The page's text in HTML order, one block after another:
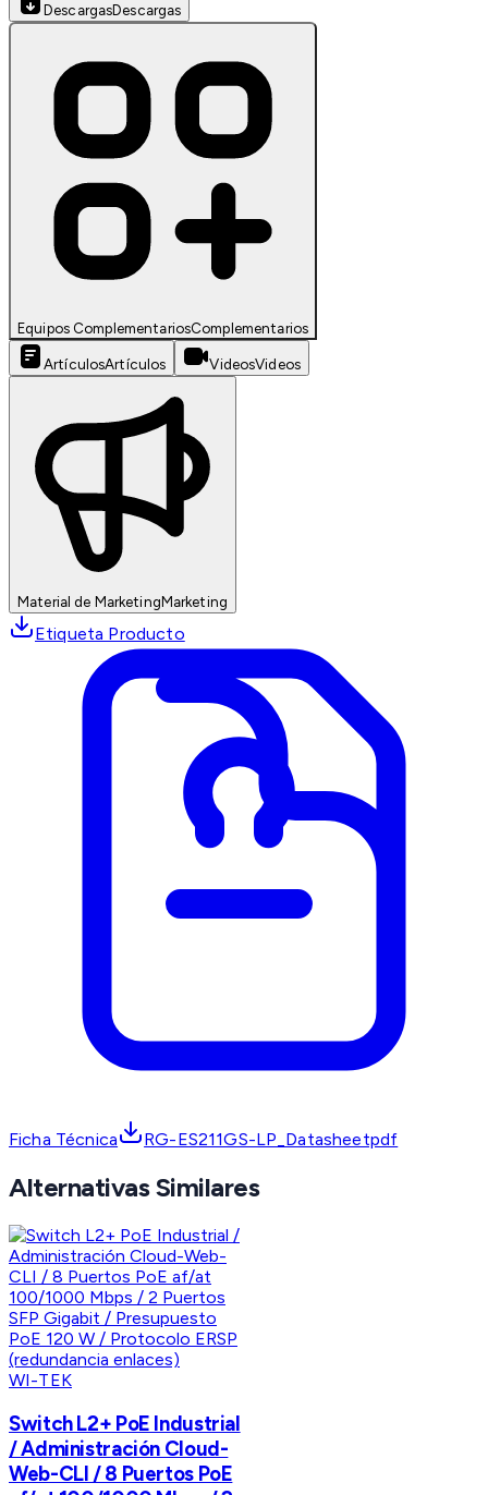
DescargasDescargas
Equipos ComplementariosComplementarios
ArtículosArtículos VideosVideos
Material de MarketingMarketing
Etiqueta Producto
Ficha Técnica RG-ES211GS-LP_Datasheetpdf
Alternativas Similares
WI-TEK
Switch L2+ PoE Industrial
/ Administración Cloud-
Web-CLI / 8 Puertos PoE